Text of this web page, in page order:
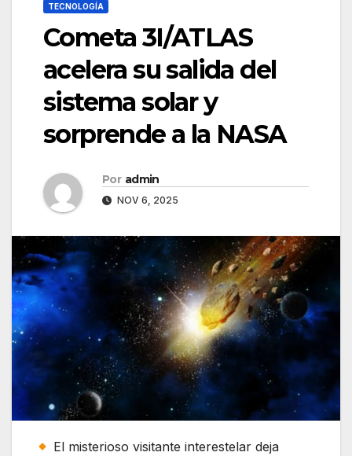
TECNOLOGÍA
Cometa 3I/ATLAS
acelera su salida del
sistema solar y
sorprende a la NASA
Por admin
NOV 6, 2025
El misterioso visitante interestelar deja